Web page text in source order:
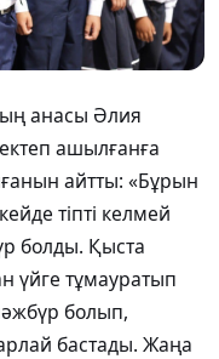
анасы Әлия
ашылғанға
айтты: «Бұрын
тіпті келмей
болды. Қыста
үйге тұмауратып
болып,
бастады. Жаңа